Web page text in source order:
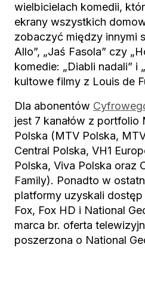
wielbicielach komedii,
ekrany wszystkich
zobaczyć między innymi
Allo”, „Jaś Fasola” czy
komedie: „Diabli nadali” i
kultowe filmy z Louis de
Dla abonentów
jest 7 kanałów z
Polska (MTV Polska,
Central Polska, VH1
Polska, Viva Polska oraz
Family). Ponadto w
platformy uzyskali dostęp
Fox, Fox HD i National
marca br. oferta
poszerzona o National